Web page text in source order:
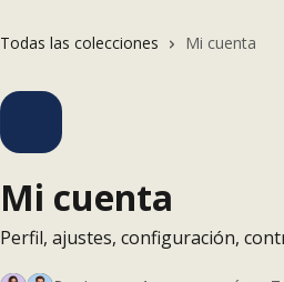
Todas las colecciones Mi cuenta
Mi cuenta
Perfil, ajustes, configuración,